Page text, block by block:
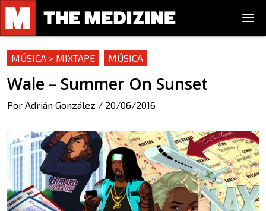
MÚSICA > MIXTAPE MÚSICA
Wale – Summer On Sunset
Por Adrián González / 20/06/2016